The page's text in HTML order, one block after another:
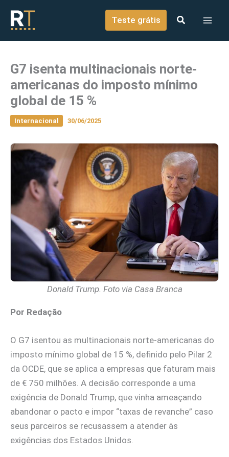
conteúdo
Teste grátis
G7 isenta multinacionais norte-
americanas do imposto mínimo
global de 15 %
Internacional 30/06/2025
Donald Trump. Foto via Casa Branca
Por Redação
O G7 isentou as multinacionais norte-americanas do
imposto mínimo global de 15 %, definido pelo Pilar 2
da OCDE, que se aplica a empresas que faturam mais
de € 750 milhões. A decisão corresponde a uma
exigência de Donald Trump, que vinha ameaçando
abandonar o pacto e impor “taxas de revanche” caso
seus parceiros se recusassem a atender às
exigências dos Estados Unidos.